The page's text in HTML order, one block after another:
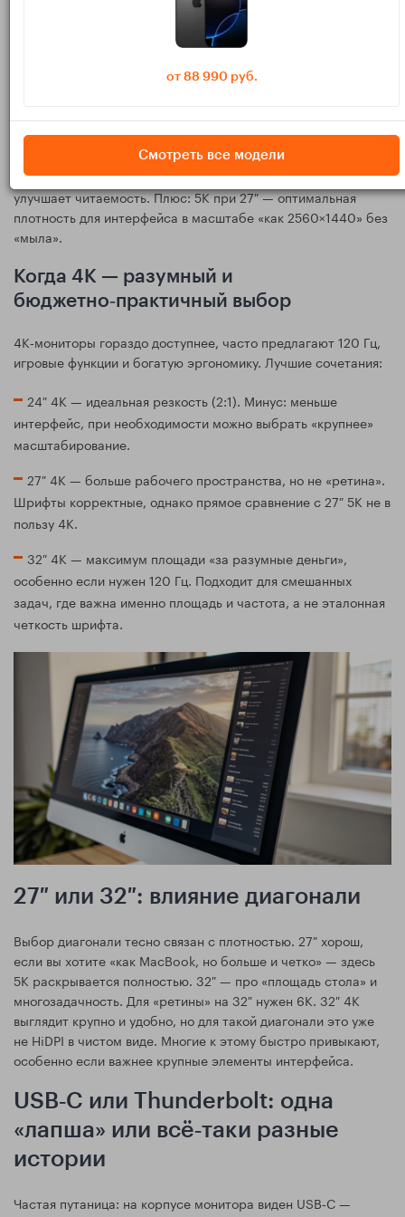
Когда 5K однозначно лучше
Если вы чувствительны к качеству шрифтов на белом фоне,
работаете с текстом/кодом/дизайном и привыкли к четкости
экрана MacBook — 27″ 5K (или 32″ 6K) даёт родную
Retina‑картинку. Это заметно снижает усталость глаз и
улучшает читаемость. Плюс: 5K при 27″ — оптимальная
плотность для интерфейса в масштабе «как 2560×1440» без
«мыла».
Когда 4K — разумный и
бюджетно‑практичный выбор
4K‑мониторы гораздо доступнее, часто предлагают 120 Гц,
игровые функции и богатую эргономику. Лучшие сочетания:
24″ 4K — идеальная резкость (2:1). Минус: меньше
интерфейс, при необходимости можно выбрать «крупнее»
масштабирование.
27″ 4K — больше рабочего пространства, но не «ретина».
Шрифты корректные, однако прямое сравнение с 27″ 5K не в
пользу 4K.
32″ 4K — максимум площади «за разумные деньги»,
особенно если нужен 120 Гц. Подходит для смешанных
задач, где важна именно площадь и частота, а не эталонная
четкость шрифта.
27″ или 32″: влияние диагонали
Выбор диагонали тесно связан с плотностью. 27″ хорош,
если вы хотите «как MacBook, но больше и четко» — здесь
5K раскрывается полностью. 32″ — про «площадь стола» и
многозадачность. Для «ретины» на 32″ нужен 6K. 32″ 4K
выглядит крупно и удобно, но для такой диагонали это уже
не HiDPI в чистом виде. Многие к этому быстро привыкают,
особенно если важнее крупные элементы интерфейса.
USB‑C или Thunderbolt: одна
«лапша» или всё‑таки разные
истории
Частая путаница: на корпусе монитора виден USB‑C —
от 88 990 руб.
Смотреть все модели